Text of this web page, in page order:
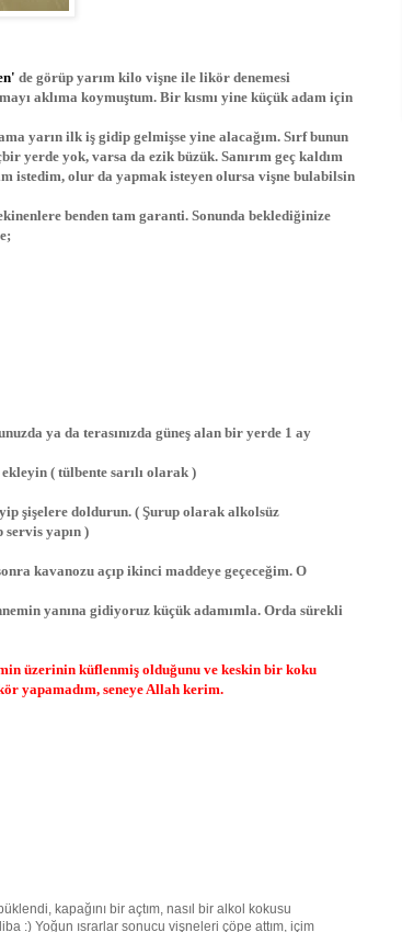
de görüp yarım kilo vişne ile likör denemesi
aklıma koymuştum. Bir kısmı yine küçük adam için
yarın ilk iş gidip gelmişse yine alacağım. Sırf bunun
yerde yok, varsa da ezik büzük. Sanırım geç kaldım
istedim, olur da yapmak isteyen olursa vişne bulabilsin
benden tam garanti. Sonunda beklediğinize
ya da terasınızda güneş alan bir yerde 1 ay
( tülbente sarılı olarak )
şişelere doldurun. ( Şurup olarak alkolsüz
servis yapın )
kavanozu açıp ikinci maddeye geçeceğim. O
yanına gidiyoruz küçük adamımla. Orda sürekli
üzerinin küflenmiş olduğunu ve keskin bir koku
yapamadım, seneye Allah kerim.
kapağını bir açtım, nasıl bir alkol kokusu
:) Yoğun ısrarlar sonucu vişneleri çöpe attım, içim